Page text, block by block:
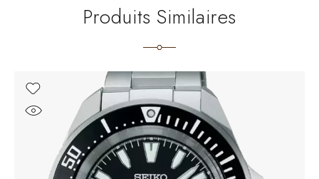
Produits Similaires